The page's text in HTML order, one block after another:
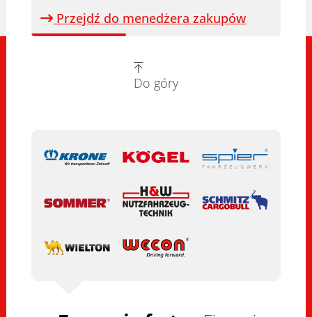
Przejdź do menedżera zakupów
Do góry